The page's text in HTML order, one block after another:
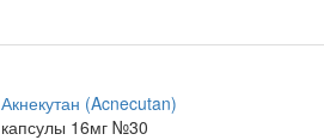
Акнекутан (Acnecutan)
капсулы 16мг №30